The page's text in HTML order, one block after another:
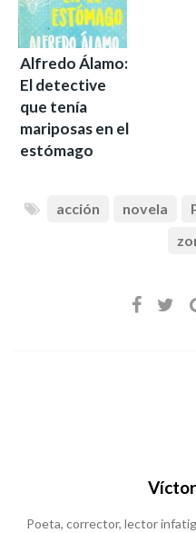
Alfredo Álamo:
El detective
que tenía
mariposas en el
estómago
acción novela
Poeta, corrector, lector